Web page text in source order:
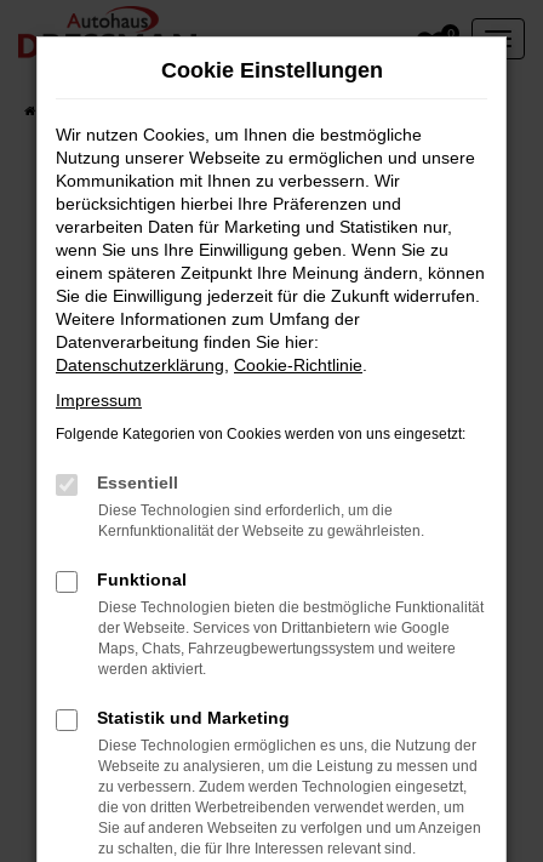
Zum
Hauptinhalt
0
Fehler: Network Error
Beim Laden ist ein Fehler aufgetreten.
Hier sind ein paar Tipps, die dir helfen können:
Überprüfe deine Firewall und deine
Internetverbindung.
Laden andere Webseiten, zum Beispiel deine
Manche Erweiterungen, wie Werbeblocker,
können das Laden bestimmter Seiten
verhindern. Funktioniert die Seite in einem
Fenster?
Starte dein Gerät neu.
Das kann manchmal helfen, vorübergehende
Probleme zu beheben.
Stelle sicher, dass dein Browser und dein
Betriebssystem auf dem neuesten Stand
sind.
Veraltete Software birgt nicht nur ein
Sicherheitsrisiko, sondern kann auch dazu
führen, dass bestimmte Funktionen nicht mehr
Cookie Einstellungen
Wir nutzen Cookies, um Ihnen die bestmögliche
Nutzung unserer Webseite zu ermöglichen und unsere
Kommunikation mit Ihnen zu verbessern. Wir
berücksichtigen hierbei Ihre Präferenzen und
verarbeiten Daten für Marketing und Statistiken nur,
wenn Sie uns Ihre Einwilligung geben. Wenn Sie zu
einem späteren Zeitpunkt Ihre Meinung ändern, können
Sie die Einwilligung jederzeit für die Zukunft widerrufen.
Weitere Informationen zum Umfang der
Datenverarbeitung finden Sie hier:
Datenschutzerklärung Cookie-Richtlinie
Impressum
Folgende Kategorien von Cookies werden von uns eingesetzt:
Essentiell
Diese Technologien sind erforderlich, um die
Kernfunktionalität der Webseite zu gewährleisten.
Funktional
Diese Technologien bieten die bestmögliche Funktionalität
der Webseite. Services von Drittanbietern wie Google
Maps, Chats, Fahrzeugbewertungssystem und weitere
werden aktiviert.
Statistik und Marketing
Diese Technologien ermöglichen es uns, die Nutzung der
Webseite zu analysieren, um die Leistung zu messen und
zu verbessern. Zudem werden Technologien eingesetzt,
die von dritten Werbetreibenden verwendet werden, um
Sie auf anderen Webseiten zu verfolgen und um Anzeigen
zu schalten, die für Ihre Interessen relevant sind.